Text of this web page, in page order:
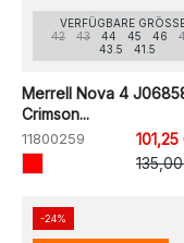
VERFÜGBARE
42
43 44 45 46
43.5
41.5
Merrell Nova 4
Crimson...
11800259
-24%